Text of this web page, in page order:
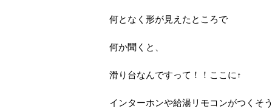
何となく形が見えたところで
何か聞くと、
滑り台なんですって！！ここに↑
インターホンや給湯リモコンがつくそ